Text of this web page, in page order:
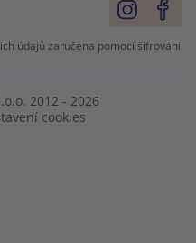
údajů zaručena pomocí šifrování
2012 - 2026
cookies